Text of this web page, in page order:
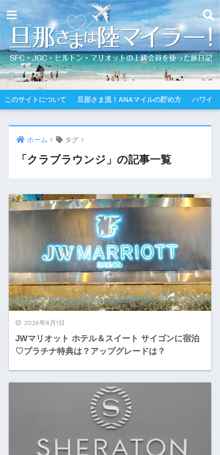
このサイトについて 旦那さま流！ANAマイルの貯め方 ハワイ
ホーム タグ
「クラブラウンジ」の記事一覧
2026年8月1日
JWマリオット ホテル＆スイート サイゴンに宿泊
♡プラチナ特典は？アップグレードは？